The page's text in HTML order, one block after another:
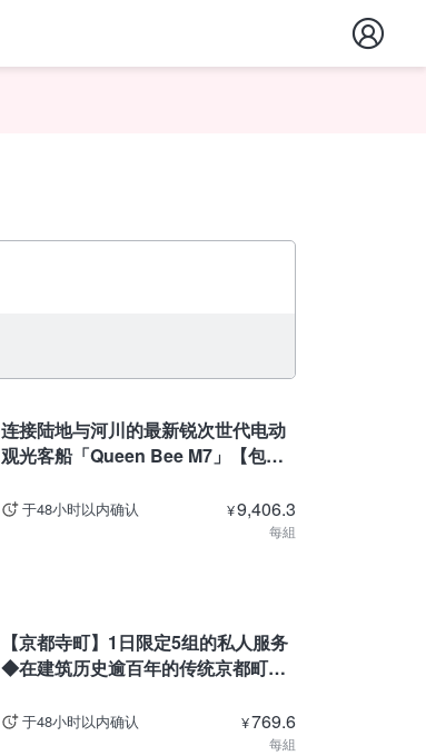
连接陆地与河川的最新锐次世代电动
观光客船「Queen Bee M7」【包船
于48小时以内确认 ¥9,406.3
每組
【京都寺町】1日限定5组的私人服务
◆在建筑历史逾百年的传统京都町家
于48小时以内确认 ¥769.6
每組